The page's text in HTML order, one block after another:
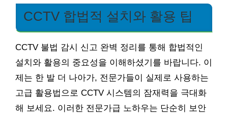
CCTV 합법적 설치와 활용 팁
CCTV 불법 감시 신고 완벽 정리를 통해 합법적인
설치와 활용의 중요성을 이해하셨기를 바랍니다. 이
제는 한 발 더 나아가, 전문가들이 실제로 사용하는
고급 활용법으로 CCTV 시스템의 잠재력을 극대화
해 보세요. 이러한 전문가급 노하우는 단순히 보안